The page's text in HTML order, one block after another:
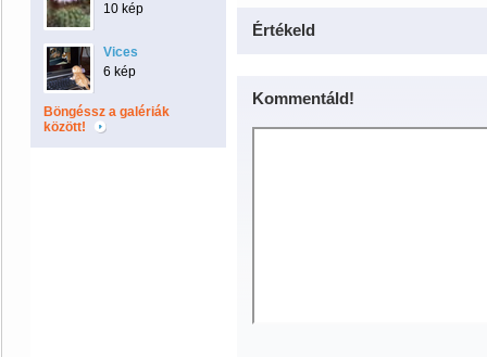
10 kép
Vices
6 kép
Böngéssz a galériák
között!
Értékeld
Kommentáld!